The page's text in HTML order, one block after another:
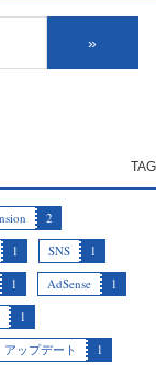
2
1 SNS
1
1 AdSense
1
1
アップデート
1